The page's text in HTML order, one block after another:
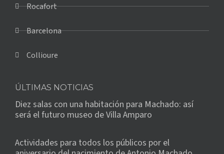
Rocafort
Barcelona
Collioure
ÚLTIMAS NOTICIAS
Diez salas con una habitación para Machado: así
será el futuro museo de Villa Amparo
Actividades para todos los públicos por el